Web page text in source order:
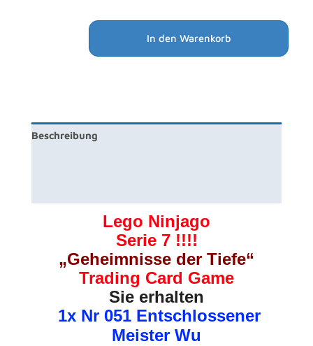
Geheimnisse
In den Warenkorb
Beschreibung
Lego Ninjago
Serie 7 !!!!
„Geheimnisse der Tiefe“
Trading Card Game
Sie erhalten
1x Nr 051 Entschlossener
Meister Wu